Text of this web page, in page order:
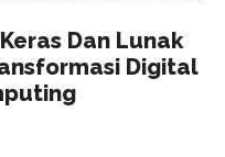
Dan Lunak
Digital